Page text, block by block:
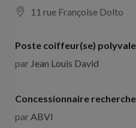
11 rue Françoise Dolto
Poste coiffeur(se)
par Jean Louis David
Concessionnaire
parABVI